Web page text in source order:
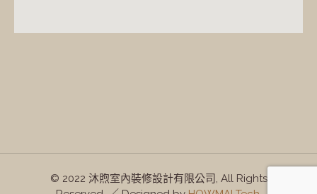
© 2022 沐煦室內裝修設計有限公司, All Rights